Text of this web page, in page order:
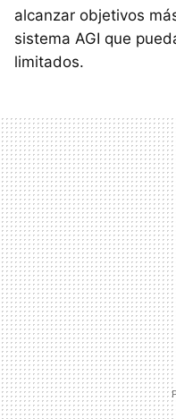
alcanzar objetivos
sistema AGI que
limitados.